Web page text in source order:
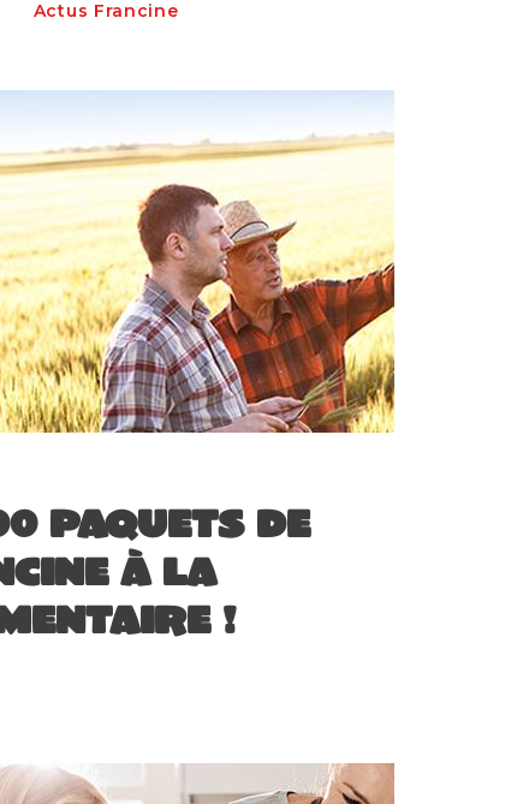
Actus Francine
paquets de
à la
!